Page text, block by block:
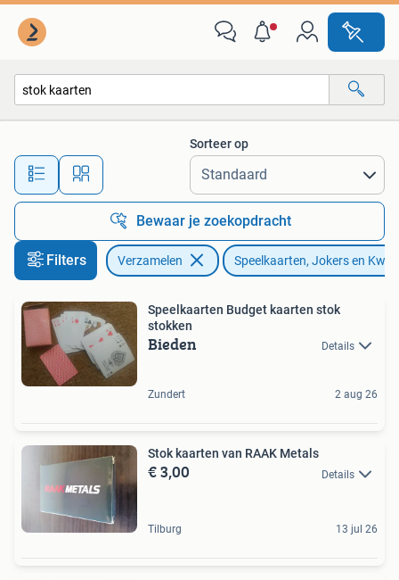
Alle afstanden…
Sorteer op
Bewaar je zoekopdracht
Filters Verzamelen Speelkaarten, Jokers en
Speelkaarten Budget kaarten stok
stokken
Bieden Details
Zundert 2 aug 26
Stok kaarten van RAAK Metals
€ 3,00 Details
Tilburg 13 jul 26